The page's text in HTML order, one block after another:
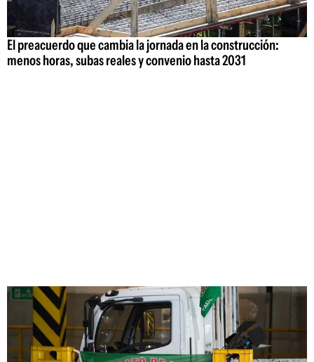
El preacuerdo que cambia la jornada en la construcción:
menos horas, subas reales y convenio hasta 2031